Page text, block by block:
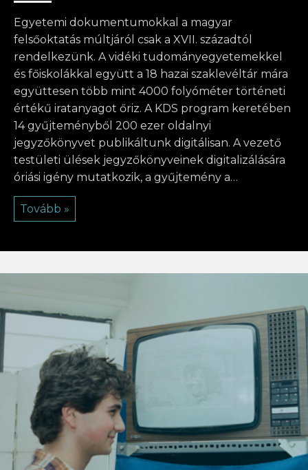
Egyetemi dokumentumokkal a magyar
felsőoktatás múltjáról csak a XVII. századtól
rendelkezünk. A vidéki tudományegyetemekkel
és főiskolákkal együtt a 18 hazai szaklevéltár mára
együttesen több mint 4000 folyóméter történeti
értékű iratanyagot őriz. A KDS program keretében
14 gyűjteményből 200 ezer oldalnyi
jegyzőkönyvet publikáltunk digitálisan. A vezető
testületi ülések jegyzőkönyveinek digitalizálására
óriási igény mutatkozik, a gyűjtemény a…
Tovább »